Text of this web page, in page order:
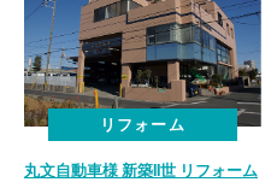
リフォーム
丸文自動車様 新築II世 リフォーム